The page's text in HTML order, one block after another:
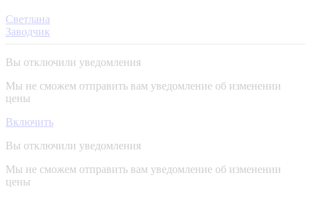
Светлана
Заводчик
Вы отключили уведомления
Мы не сможем отправить вам уведомление об изменении
цены
Включить
Вы отключили уведомления
Мы не сможем отправить вам уведомление об изменении
цены